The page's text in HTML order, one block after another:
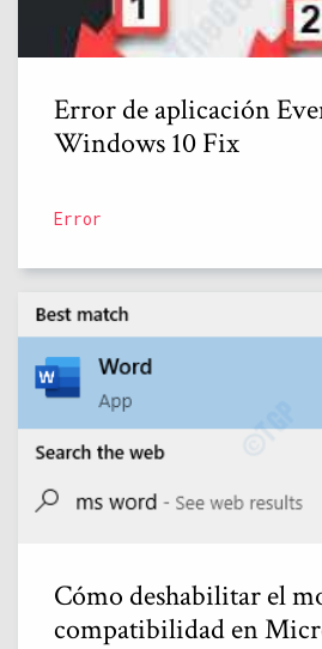
Error de aplicación
Windows 10 Fix
Error
Cómo deshabilitar el
compatibilidad en